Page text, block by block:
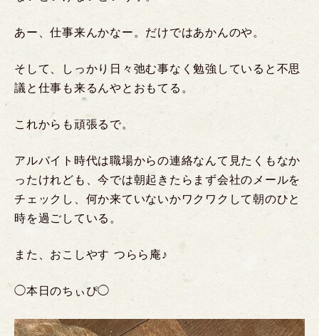
あー、仕事来んかなー。だけではあかんのや。
そして、しっかり日々弛む事なく勉強していると不思
議と仕事も来るんやとおもてる。
これからも頑張るで。
アルバイト時代は職場からの連絡なんて見たくもなか
ったけれども、今では朝起きたらまず会社のメールを
チェックし、何か来ていないかワクワクして朝のひと
時を過ごしている。
また、おこしやす つらら庵♪
◯本日のちぃぴ◯